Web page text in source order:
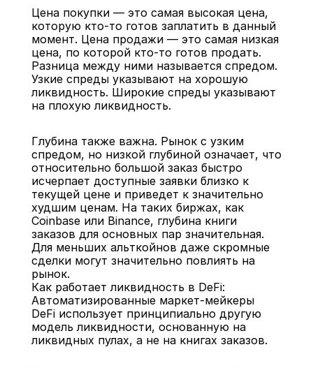
Цена покупки — это самая высокая цена,
которую кто-то готов заплатить в данный
момент. Цена продажи — это самая низкая
цена, по которой кто-то готов продать.
Разница между ними называется спредом.
Узкие спреды указывают на хорошую
ликвидность. Широкие спреды указывают
на плохую ликвидность.
Глубина также важна. Рынок с узким
спредом, но низкой глубиной означает, что
относительно большой заказ быстро
исчерпает доступные заявки близко к
текущей цене и приведет к значительно
худшим ценам. На таких биржах, как
Coinbase или Binance, глубина книги
заказов для основных пар значительная.
Для меньших альткойнов даже скромные
сделки могут значительно повлиять на
рынок.
Как работает ликвидность в DeFi:
Автоматизированные маркет-мейкеры
DeFi использует принципиально другую
модель ликвидности, основанную на
ликвидных пулах, а не на книгах заказов.